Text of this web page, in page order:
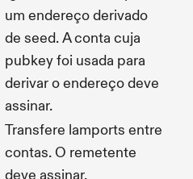
um endereço derivado
de seed. A conta cuja
pubkey foi usada para
derivar o endereço deve
assinar.
Transfere lamports entre
contas. O remetente
deve assinar.